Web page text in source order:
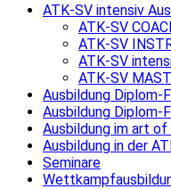
ATK-SV intensiv
ATK-SV
ATK-SV
ATK-SV
ATK-SV
Ausbildung Diplom-
Ausbildung Diplom-
Ausbildung im art
Ausbildung in der
Seminare